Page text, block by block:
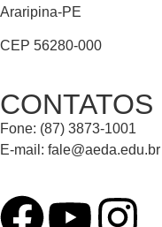
Araripina-PE
CEP 56280-000
CONTATOS
Fone: (87) 3873-1001
E-mail: fale@aeda.edu.br